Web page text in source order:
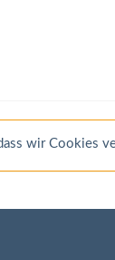
wir Cookies